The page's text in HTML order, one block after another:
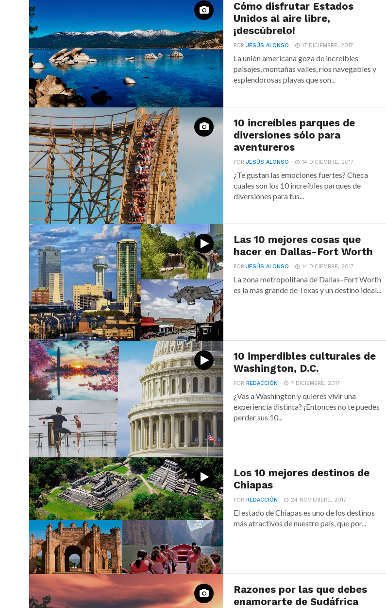
Cómo disfrutar Estados
Unidos al aire libre,
¡descúbrelo!
PORJESÚS ALONSO 17 DICIEMBRE, 2017
La unión americana goza de increíbles
paisajes, montañas valles, ríos navegables y
esplendorosas playas que son...
10 increíbles parques de
diversiones sólo para
aventureros
PORJESÚS ALONSO 14 DICIEMBRE, 2017
¿Te gustan las emociones fuertes? Checa
cuales son los 10 increíbles parques de
diversiones para tus...
Las 10 mejores cosas que
hacer en Dallas-Fort Worth
PORJESÚS ALONSO 14 DICIEMBRE, 2017
La zona metropolitana de Dallas–Fort Worth
es la más grande de Texas y un destino ideal...
10 imperdibles culturales de
Washington, D.C.
PORREDACCIÓN 7 DICIEMBRE, 2017
¿Vas a Washington y quieres vivir una
experiencia distinta? ¡Entonces no te puedes
perder sus 10...
Los 10 mejores destinos de
Chiapas
PORREDACCIÓN 24 NOVIEMBRE, 2017
El estado de Chiapas es uno de los destinos
más atractivos de nuestro país, que por...
Razones por las que debes
enamorarte de Sudáfrica